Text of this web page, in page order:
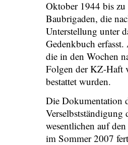
Oktober 1944 bis
Baubrigaden, die
Unterstellung unter
Gedenkbuch
die in den Wochen
Folgen der KZ-Haft
bestattet wurden.
Die Dokumentation
wesentlichen auf
im Sommer 2007